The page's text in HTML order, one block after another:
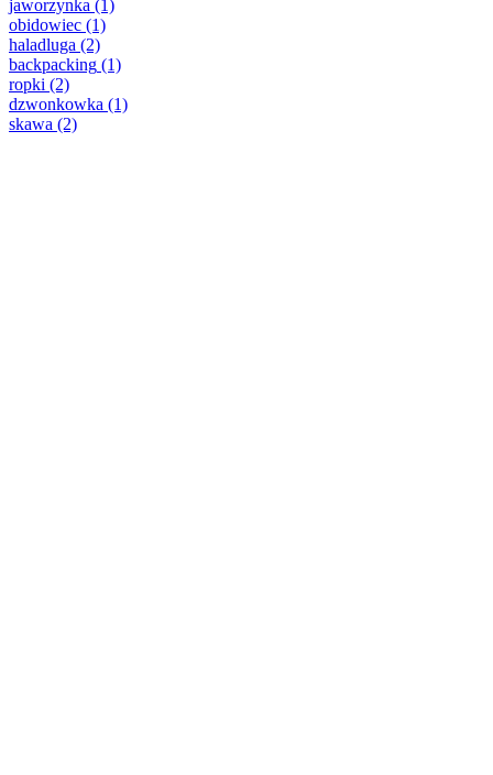
jaworzynka (1)
obidowiec (1)
haladluga (2)
backpacking (1)
ropki (2)
dzwonkowka (1)
skawa (2)